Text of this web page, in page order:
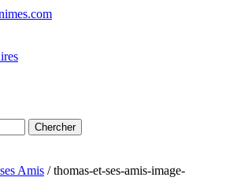
Chercher
Amis / thomas-et-ses-amis-image-